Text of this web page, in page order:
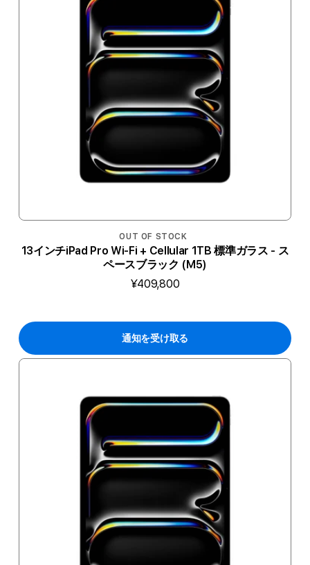
OUT OF STOCK
13インチiPad Pro Wi-Fi + Cellular 1TB 標準ガラス - ス
ペースブラック (M5)
¥409,800
通知を受け取る